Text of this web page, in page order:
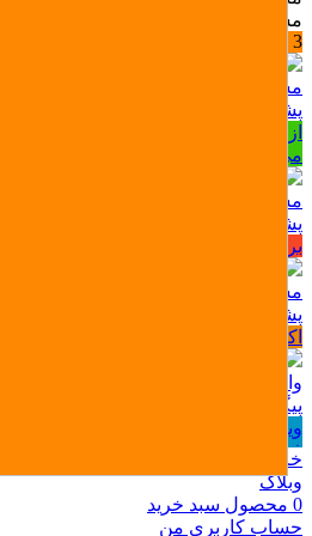
مشاوره خرید، نصب و فعال‌سازی اکانت
3 +
مشاوره خرید، نصب و فعال‌سازی اکانت
پشتیبانی اکانت بازی (تلگرام)
از انتخاب بازی تا فعال‌سازی اکانت،
می‌دیم!
مشکل سفارش؟ سریع بهمون بگو
پشتیبانی فروشگاه (پیامکی)
برای ثبت، لغو یا پیگیری سفارش مشکلی
مشاوره تلفنی اکانت‌ پلی استیشن
پشتیبانی اکانت بازی (تلفنی)
اکانت بالا نمیاد یا مشکلی تو فعال‌سازی
واحد ارسال میکی گیم
پیگیری ارسال سفارشات (محصولات
ویژه پیگیری ارسال، کد رهگیری و
فیزیکی.
خانه
وبلاگ
0 محصول سبد خرید
حساب کاربری من